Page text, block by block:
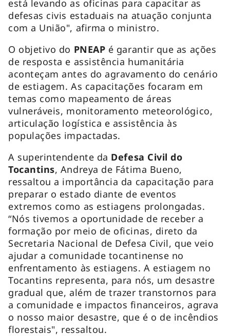
está levando as oficinas para capacitar as
defesas civis estaduais na atuação conjunta
com a União", afirma o ministro.
O objetivo do PNEAP é garantir que as ações
de resposta e assistência humanitária
aconteçam antes do agravamento do cenário
de estiagem. As capacitações focaram em
temas como mapeamento de áreas
vulneráveis, monitoramento meteorológico,
articulação logística e assistência às
populações impactadas.
A superintendente da Defesa Civil do
Tocantins, Andreya de Fátima Bueno,
ressaltou a importância da capacitação para
preparar o estado diante de eventos
extremos como as estiagens prolongadas.
“Nós tivemos a oportunidade de receber a
formação por meio de oficinas, direto da
Secretaria Nacional de Defesa Civil, que veio
ajudar a comunidade tocantinense no
enfrentamento às estiagens. A estiagem no
Tocantins representa, para nós, um desastre
gradual que, além de trazer transtornos para
a comunidade e impactos financeiros, agrava
o nosso maior desastre, que é o de incêndios
florestais", ressaltou.